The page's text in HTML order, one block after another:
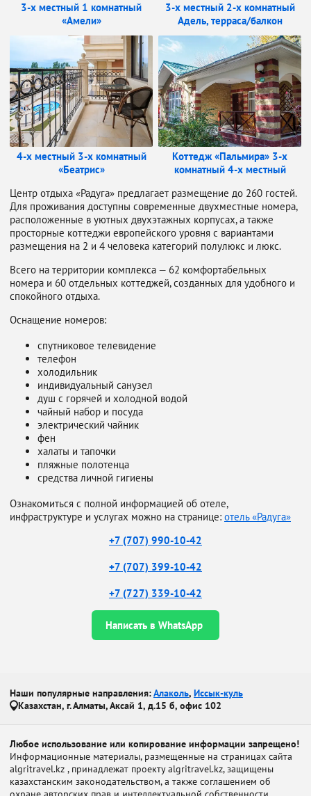
3-х местный 1 комнатный
«Амели»
3-х местный 2-х комнатный
Адель, терраса/балкон
4-х местный 3-х комнатный
«Беатрис»
Коттедж «Пальмира» 3-х
комнатный 4-х местный
Центр отдыха «Радуга» предлагает размещение до 260 гостей.
Для проживания доступны современные двухместные номера,
расположенные в уютных двухэтажных корпусах, а также
просторные коттеджи европейского уровня с вариантами
размещения на 2 и 4 человека категорий полулюкс и люкс.
Всего на территории комплекса — 62 комфортабельных
номера и 60 отдельных коттеджей, созданных для удобного и
спокойного отдыха.
Оснащение номеров:
спутниковое телевидение
телефон
холодильник
индивидуальный санузел
душ с горячей и холодной водой
чайный набор и посуда
электрический чайник
фен
халаты и тапочки
пляжные полотенца
средства личной гигиены
Ознакомиться с полной информацией об отеле,
инфраструктуре и услугах можно на странице: отель «Радуга»
+7 (707) 990-10-42
+7 (707) 399-10-42
+7 (727) 339-10-42
Написать в WhatsApp
Наши популярные направления:Алаколь, Иссык-куль
Казахстан, г. Алматы, Аксай 1, д.15 б, офис 102
Любое использование или копирование информации запрещено!
Информационные материалы, размещенные на страницах сайта
algritravel.kz , принадлежат проекту algritravel.kz, защищены
казахстанским законодательством, а также соглашением об